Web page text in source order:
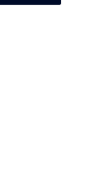
MASSIMI . '